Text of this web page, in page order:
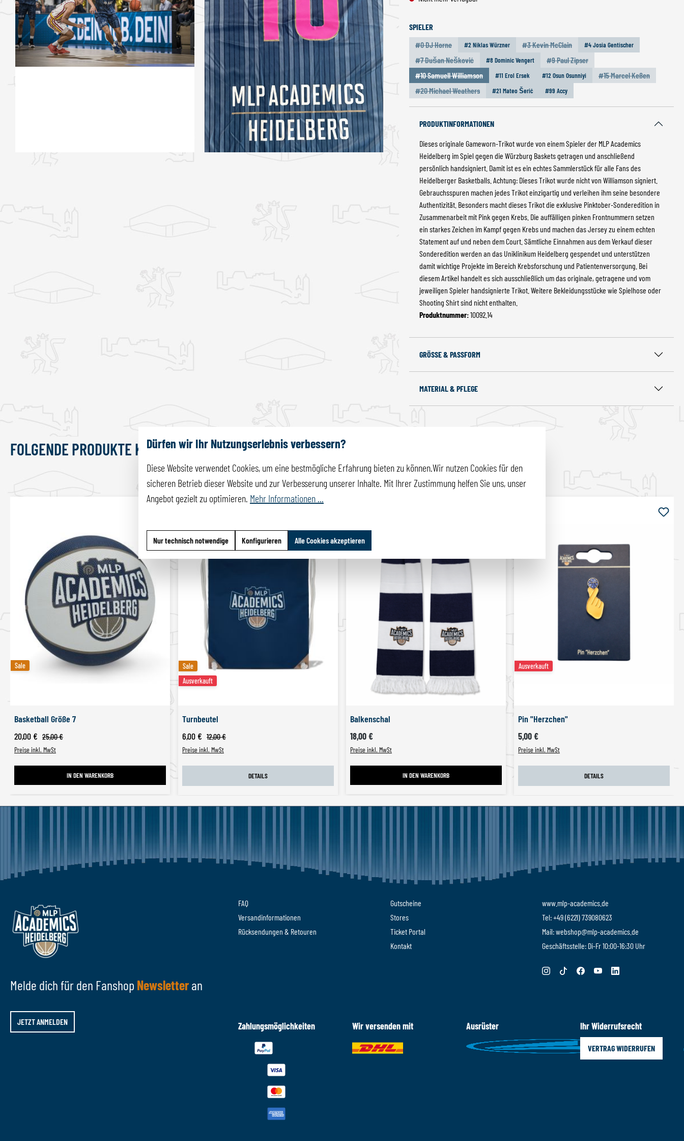
SPIELERAUSWÄHLEN
#0 DJ Horne
(Diese Option ist zurzeit nicht verfügbar.)
#2 Niklas Würzner #3 Kevin McClain
(Diese Option ist zurzeit nicht verfügbar.)
#4 Josia Gentischer
#7 Dušan Nešković
(Diese Option ist zurzeit nicht verfügbar.)
#8 Dominic Vengert #9 Paul Zipser
(Diese Option ist zurzeit nicht verfügbar.)
#10 Samuell Williamson
(Diese Option ist zurzeit nicht verfügbar.)
#11 Erol Ersek #12 Osun Osunniyi #15 Marcel Keßen
(Diese Option ist
#20 Michael Weathers
(Diese Option ist zurzeit nicht verfügbar.)
#21 Mateo Šerić #99 Accy
PRODUKTINFORMATIONEN
Dieses originale Gameworn-Trikot wurde von einem Spieler der MLP Academics
Heidelberg im Spiel gegen die Würzburg Baskets getragen und anschließend
persönlich handsigniert. Damit ist es ein echtes Sammlerstück für alle Fans des
Heidelberger Basketballs. Achtung: Dieses Trikot wurde nicht von Williamson signiert.
Gebrauchsspuren machen jedes Trikot einzigartig und verleihen ihm seine besondere
Authentizität. Besonders macht dieses Trikot die exklusive Pinktober-Sonderedition in
Zusammenarbeit mit Pink gegen Krebs. Die auffälligen pinken Frontnummern setzen
ein starkes Zeichen im Kampf gegen Krebs und machen das Jersey zu einem echten
Statement auf und neben dem Court. Sämtliche Einnahmen aus dem Verkauf dieser
Sonderedition werden an das Uniklinikum Heidelberg gespendet und unterstützen
damit wichtige Projekte im Bereich Krebsforschung und Patientenversorgung. Bei
diesem Artikel handelt es sich ausschließlich um das originale, getragene und vom
jeweiligen Spieler handsignierte Trikot. Weitere Bekleidungsstücke wie Spielhose oder
Shooting Shirt sind nicht enthalten.
Produktnummer:10092.14
GRÖSSE & PASSFORM
MATERIAL & PFLEGE
FOLGENDE PRODUKTE KÖNNTEN DIR AUCH GEFALLEN
Produktgalerie überspringen
Sale
Sale
Basketball Größe 7
Verkaufspreis:
20,00 € Regulärer Preis:
25,00 €
Preise inkl. MwSt
IN DEN WARENKORB
Sale
Sale
Ausverkauft
Turnbeutel
Verkaufspreis:
6,00 € Regulärer Preis:
12,00 €
Preise inkl. MwSt
DETAILS
Balkenschal
Regulärer Preis:
18,00 €
Preise inkl. MwSt
IN DEN WARENKORB
Ausverkauft
Pin "Herzchen"
Regulärer Preis:
5,00 €
Preise inkl. MwSt
DETAILS
Melde dich für den Fanshop Newsletteran
JETZT ANMELDEN
FAQ
Versandinformationen
Rücksendungen & Retouren
Gutscheine
Stores
Ticket Portal
Kontakt
www.mlp-academics.de
Tel: +49 (6221) 739080623
Mail: webshop@mlp-academics.de
Geschäftsstelle: Di-Fr 10:00-16:30 Uhr
Zahlungsmöglichkeiten Wir versenden mit Ausrüster Ihr Widerrufsrecht
VERTRAG WIDERRUFEN
Dürfen wir Ihr Nutzungserlebnis verbessern?
Diese Website verwendet Cookies, um eine bestmögliche Erfahrung bieten zu können.Wir nutzen Cookies für den
sicheren Betrieb dieser Website und zur Verbesserung unserer Inhalte. Mit Ihrer Zustimmung helfen Sie uns, unser
Angebot gezielt zu optimieren. Mehr Informationen ...
Nur technisch notwendige Konfigurieren Alle Cookies akzeptieren